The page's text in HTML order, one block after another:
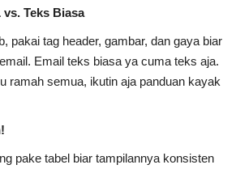
vs. Teks Biasa
pakai tag header, gambar, dan gaya biar
Email teks biasa ya cuma teks aja.
ramah semua, ikutin aja panduan kayak
pake tabel biar tampilannya konsisten